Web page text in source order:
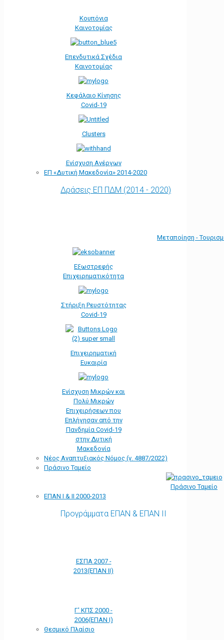
Κουπόνια
Καινοτομίας
Επενδυτικά Σχέδια
Καινοτομίας
Κεφάλαιο Κίνησης
Covid-19
Clusters
Ενίσχυση Ανέργων
ΕΠ «Δυτική Μακεδονία» 2014-2020
Δράσεις ΕΠ ΠΔΜ (2014 - 2020)
Μεταποίηση -
Εξωστρεφής
Επιχειρηματικότητα
Στήριξη Ρευστότητας
Covid-19
Επιχειρηματική
Ευκαιρία
Ενίσχυση Μικρών και
Πολύ Μικρών
Επιχειρήσεων που
Επλήγησαν από την
Πανδημία Covid-19
στην Δυτική
Μακεδονία
Νέος Αναπτυξιακός Νόμος (ν. 4887/2022)
Πράσινο Ταμείο
Πράσινο Ταμείο
ΕΠΑΝ Ι & ΙΙ 2000-2013
Προγράμματα ΕΠΑΝ & ΕΠΑΝ ΙΙ
ΕΣΠΑ 2007 -
2013(ΕΠΑΝ ΙΙ)
Γ' ΚΠΣ 2000 -
2006(ΕΠΑΝ Ι)
Θεσμικό Πλαίσιο